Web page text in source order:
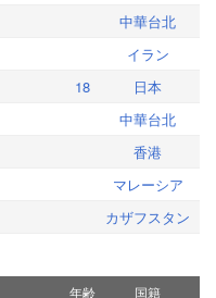
中華台北
イラン
18
日本
中華台北
香港
マレーシア
カザフスタン
年齢 国籍